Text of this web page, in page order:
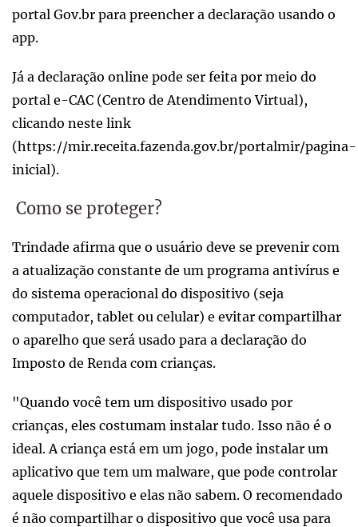
portal Gov.br para preencher a declaração usando o
app.
Já a declaração online pode ser feita por meio do
portal e-CAC (Centro de Atendimento Virtual),
clicando neste link
(https://mir.receita.fazenda.gov.br/portalmir/pagina-
inicial).
Como se proteger?
Trindade afirma que o usuário deve se prevenir com
a atualização constante de um programa antivírus e
do sistema operacional do dispositivo (seja
computador, tablet ou celular) e evitar compartilhar
o aparelho que será usado para a declaração do
Imposto de Renda com crianças.
"Quando você tem um dispositivo usado por
crianças, eles costumam instalar tudo. Isso não é o
ideal. A criança está em um jogo, pode instalar um
aplicativo que tem um malware, que pode controlar
aquele dispositivo e elas não sabem. O recomendado
é não compartilhar o dispositivo que você usa para